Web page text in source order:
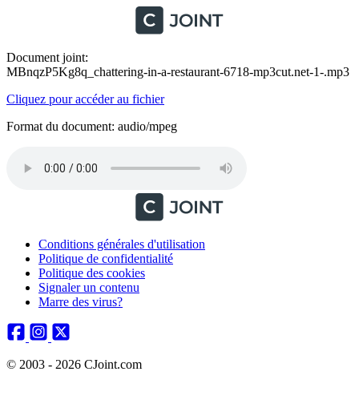
Document joint:
MBnqzP5Kg8q_chattering-in-a-restaurant-6718-mp3cut.net-1-.mp3
Cliquez pour accéder au fichier
Format du document: audio/mpeg
Conditions générales d'utilisation
Politique de confidentialité
Politique des cookies
Signaler un contenu
Marre des virus?
© 2003 - 2026 CJoint.com